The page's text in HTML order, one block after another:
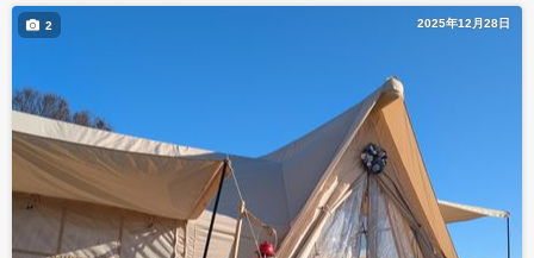
2025年12月28日
2